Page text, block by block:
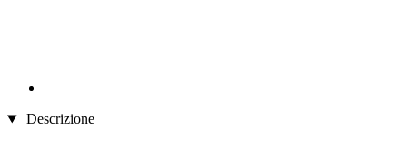
Descrizione